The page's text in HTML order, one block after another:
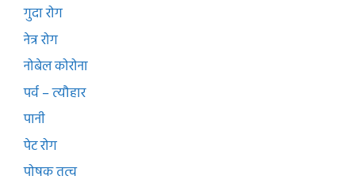
गुदा रोग
नेत्र रोग
नोबेल कोरोना
पर्व – त्यौहार
पानी
पेट रोग
पोषक तत्व